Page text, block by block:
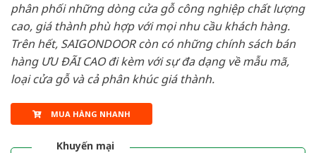
phân phối những dòng cửa gỗ công nghiệp chất lượng
cao, giá thành phù hợp với mọi nhu cầu khách hàng.
Trên hết, SAIGONDOOR còn có những chính sách bán
hàng ƯU ĐÃI CAO đi kèm với sự đa dạng về mẫu mã,
loại cửa gỗ và cả phân khúc giá thành.
MUA HÀNG NHANH
Khuyến mại